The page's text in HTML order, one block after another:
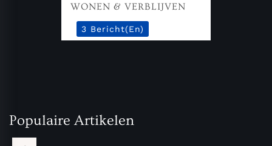
WONEN & VERBLIJVEN
3 Bericht(en)
Populaire Artikelen